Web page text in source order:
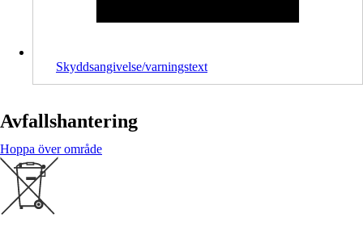
Skyddsangivelse/varningstext
Avfallshantering
Hoppa över område